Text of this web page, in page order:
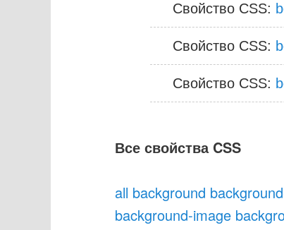
Свойство CSS:
Свойство CSS:
Свойство CSS:
Все свойства CSS
all background
background-image